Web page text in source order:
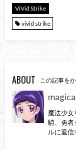
ViVid Strike
vivid strike
ABOUT この記事を
魔法少
騎、勇者
ルに返信